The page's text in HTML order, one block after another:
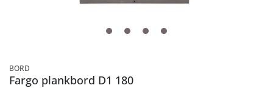
BORD
Fargo plankbord D1 180